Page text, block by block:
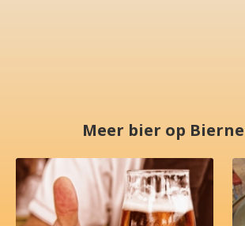
Meer bier op